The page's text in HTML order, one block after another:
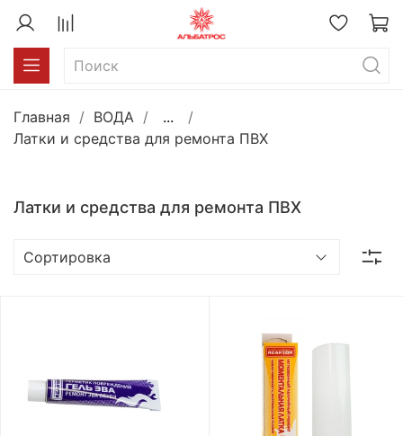
Главная ВОДА
...
Латки и средства для ремонта ПВХ
Латки и средства для ремонта ПВХ